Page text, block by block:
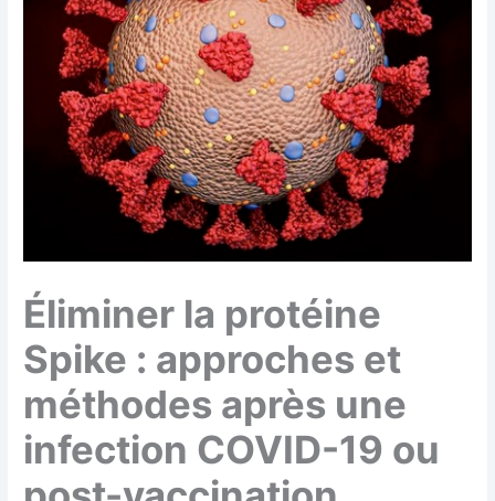
Éliminer la protéine
Spike : approches et
méthodes après une
infection COVID-19 ou